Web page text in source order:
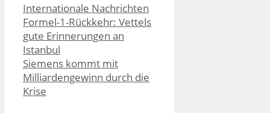
Kategorien
Internationale Nachrichten
Formel-1-Rückkehr: Vettels
gute Erinnerungen an
Istanbul
Siemens kommt mit
Milliardengewinn durch die
Krise